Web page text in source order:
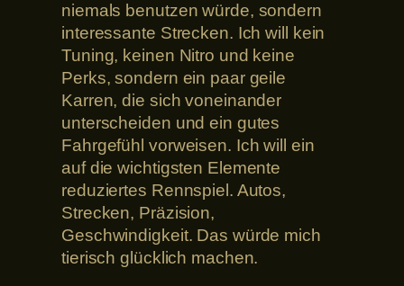
niemals benutzen würde, sondern
interessante Strecken. Ich will kein
Tuning, keinen Nitro und keine
Perks, sondern ein paar geile
Karren, die sich voneinander
unterscheiden und ein gutes
Fahrgefühl vorweisen. Ich will ein
auf die wichtigsten Elemente
reduziertes Rennspiel. Autos,
Strecken, Präzision,
Geschwindigkeit. Das würde mich
tierisch glücklich machen.